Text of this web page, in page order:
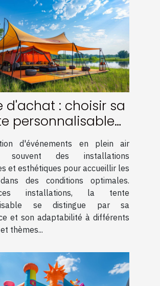
d'achat : choisir sa
personnalisable
événements
d'événements en plein air
souvent des installations
et esthétiques pour accueillir les
des conditions optimales.
installations, la tente
se distingue par sa
et son adaptabilité à différents
thèmes...